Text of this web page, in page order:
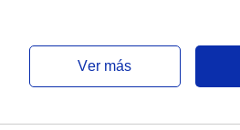
ver más